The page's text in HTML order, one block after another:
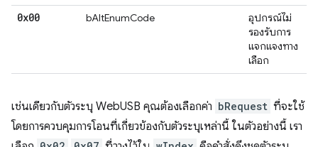
0x00 bAltEnumCode
อุปกรณ์ไม่
รองรับการ
แจกแจงทาง
เลือก
เช่นเดียวกับตัวระบุ WebUSB คุณต้องเลือกค่า bRequest ที่จะใช้
โดยการควบคุมการโอนที่เกี่ยวข้องกับตัวระบุเหล่านี้ ในตัวอย่างนี้ เรา